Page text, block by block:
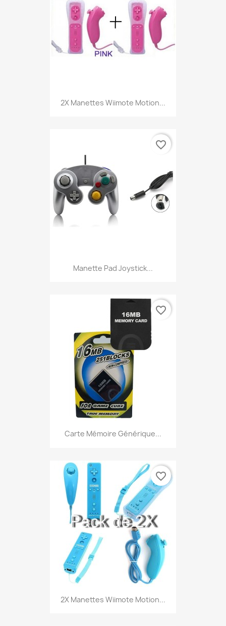
2X Manettes Wiimote Motion...
Manette Pad Joystick...
favorite_border
Carte Mémoire Générique...
favorite_border
2X Manettes Wiimote Motion...
favorite_border